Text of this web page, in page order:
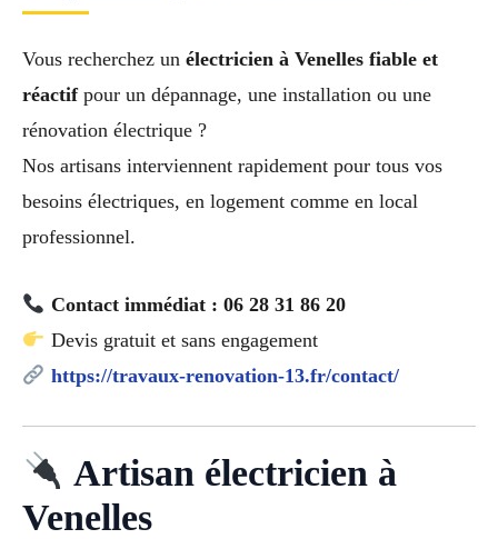
Vous recherchez un électricien à Venelles fiable et
réactifpour un dépannage, une installation ou une
rénovation électrique ?
Nos artisans interviennent rapidement pour tous vos
besoins électriques, en logement comme en local
professionnel.
Contact immédiat : 06 28 31 86 20
Devis gratuit et sans engagement
https://travaux-renovation-13.fr/contact/
Artisan électricien à
Venelles